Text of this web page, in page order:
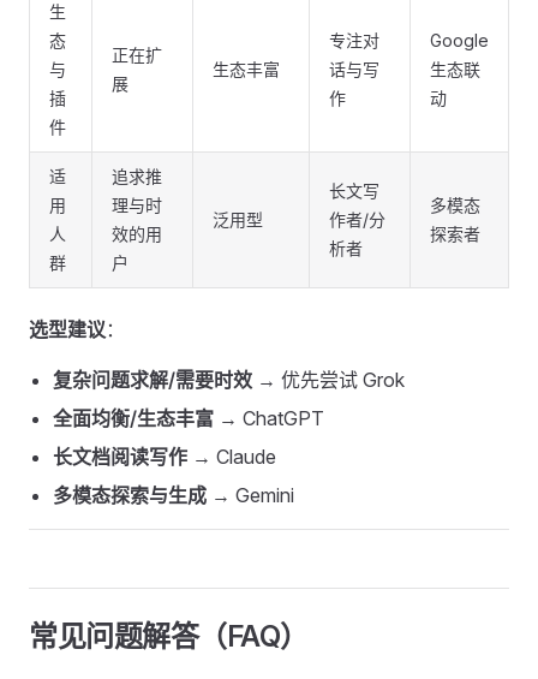
生
态
与
插
件
正在扩
展
生态丰富
专注对
话与写
作
Google
生态联
动
适
用
人
群
追求推
理与时
效的用
户
泛用型
长文写
作者/分
析者
多模态
探索者
选型建议：
复杂问题求解/需要时效 → 优先尝试 Grok
全面均衡/生态丰富 → ChatGPT
长文档阅读写作 → Claude
多模态探索与生成 → Gemini
常见问题解答（FAQ）